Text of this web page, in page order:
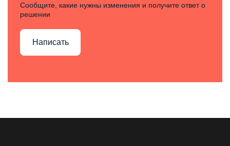
Сообщите, какие нужны изменения и получите ответ о
решении
Написать